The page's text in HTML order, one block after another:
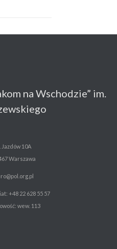
na Wschodzie” im.
Jazdów 10A
Warszawa
+48 22 628 55 57
wew. 113